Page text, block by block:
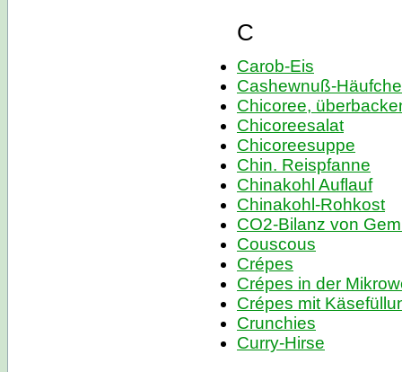
C
Carob-Eis
Cashewnuß-
Chicoree,
Chicoreesalat
Chicoreesuppe
Chin. Reispfanne
Chinakohl Auflauf
Chinakohl-Rohkost
CO2-Bilanz von
Couscous
Crépes
Crépes in der
Crépes mit
Crunchies
Curry-Hirse